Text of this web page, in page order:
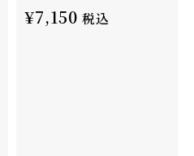
¥7,150 税込